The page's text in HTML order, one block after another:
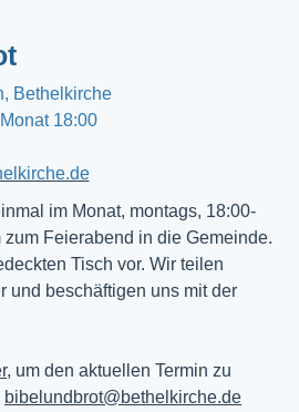
Bethelkirche
18:00
im Monat, montags, 18:00-
zum Feierabend in die Gemeinde.
Tisch vor. Wir teilen
und beschäftigen uns mit der
, um den aktuellen Termin zu
bibelundbrot@bethelkirche.de